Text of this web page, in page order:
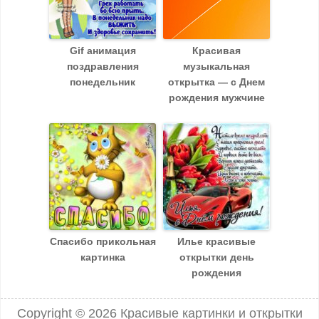
Gif анимация
поздравления
понедельник
Красивая
музыкальная
открытка — с Днем
рождения мужчине
Спасибо прикольная
картинка
Илье красивые
открытки день
рождения
Copyright © 2026 Красивые картинки и открытки